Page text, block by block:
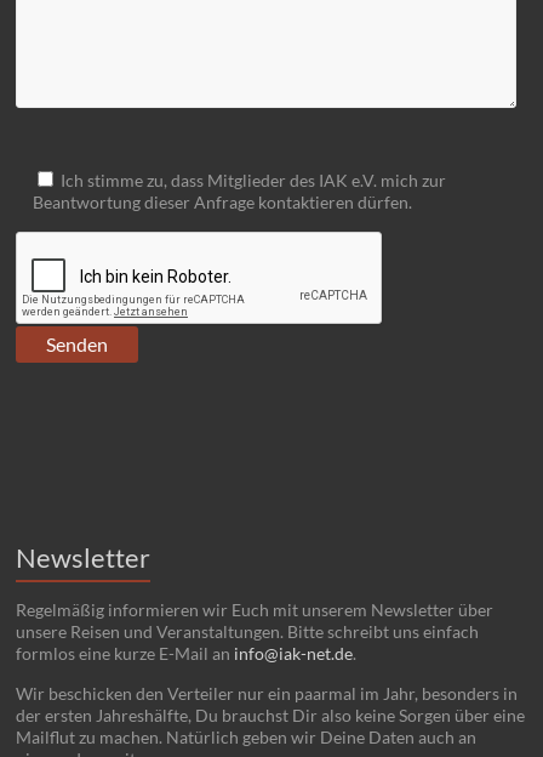
Ich stimme zu, dass Mitglieder des IAK e.V. mich zur
Beantwortung dieser Anfrage kontaktieren dürfen.
Newsletter
Regelmäßig informieren wir Euch mit unserem Newsletter über
unsere Reisen und Veranstaltungen. Bitte schreibt uns einfach
formlos eine kurze E-Mail an info@iak-net.de.
Wir beschicken den Verteiler nur ein paarmal im Jahr, besonders in
der ersten Jahreshälfte, Du brauchst Dir also keine Sorgen über eine
Mailflut zu machen. Natürlich geben wir Deine Daten auch an